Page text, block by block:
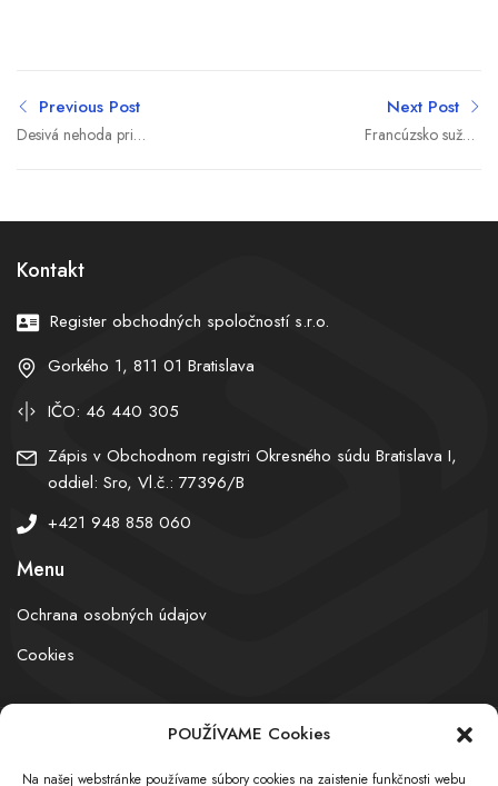
POUŽÍVAME Cookies
Na našej webstránke používame súbory cookies na zaistenie funkčnosti webu
Previous Post
Desivá nehoda pri
Next Post
Francúzsko sužujú
Kontakt
Register obchodných spoločností s.r.o.
Gorkého 1, 811 01 Bratislava
IČO: 46 440 305
Zápis v Obchodnom registri Okresného súdu Bratislava I,
oddiel: Sro, Vl.č.: 77396/B
+421 948 858 060
Menu
Ochrana osobných údajov
Cookies